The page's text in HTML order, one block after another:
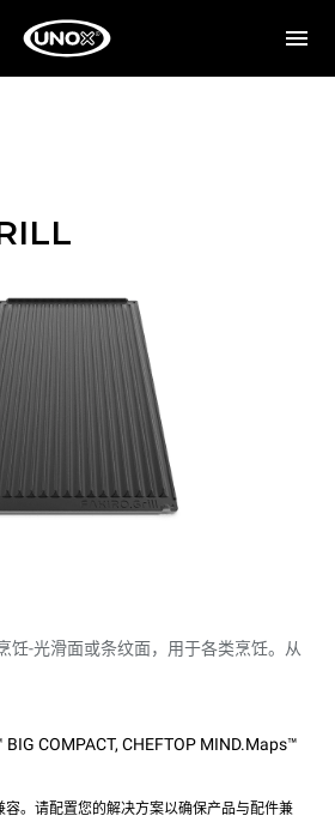
饪-光滑面或条纹面，用于各类烹饪。从
COMPACT, CHEFTOP MIND.Maps™
。请配置您的解决方案以确保产品与配件兼